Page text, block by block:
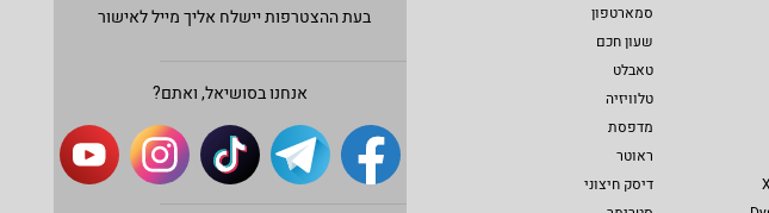
סמארטפון
שעון חכם
טאבלט
טלוויזיה
מדפסת
ראוטר
דיסק חיצוני
בעת ההצטרפות יישלח אליך מייל לאישור
אנחנו בסושיאל, ואתם?